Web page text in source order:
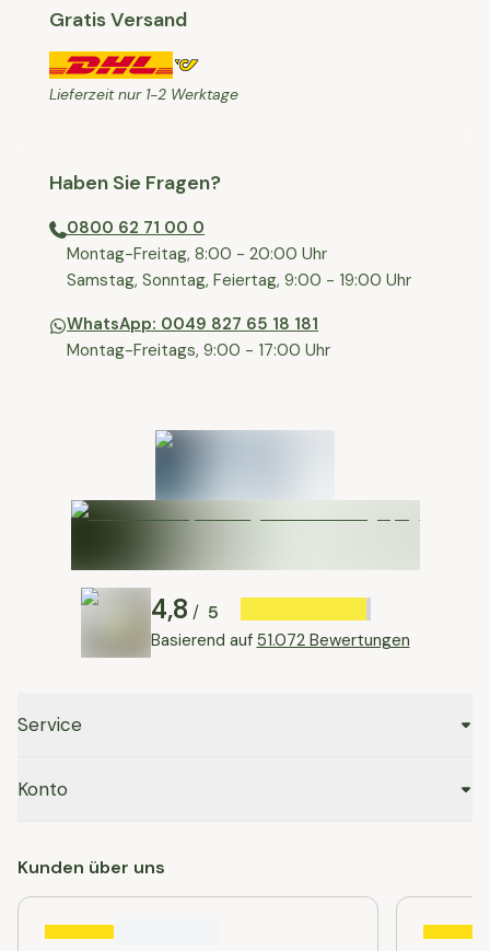
Gratis Versand
Lieferzeit nur 1-2 Werktage
Haben Sie Fragen?
0800 62 71 00 0
⁠⁠Montag-Freitag, 8:00 - 20:00 Uhr
⁠Samstag, Sonntag, Feiertag, 9:00 - 19:00 Uhr
WhatsApp: 0049 827 65 18 181
Montag-Freitags, 9:00 - 17:00 Uhr
4,8 / 5
Basierend auf 51.072 Bewertungen
Service
Konto
Kunden über uns